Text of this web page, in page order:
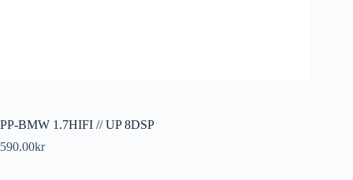
PP-BMW 1.7HIFI // UP 8DSP
590.00kr